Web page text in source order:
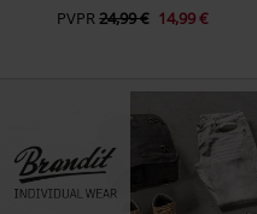
PVPR24,99 € 14,99 €